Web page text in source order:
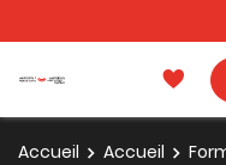
Accueil Accueil